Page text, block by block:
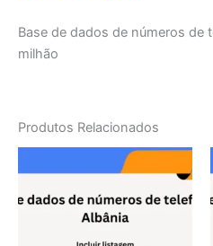
Base de dados de números de
milhão
Produtos Relacionados